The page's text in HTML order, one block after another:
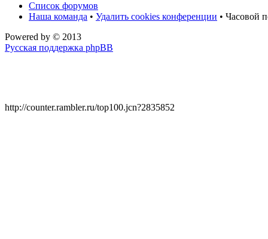
Список форумов
Наша команда • Удалить cookies конференции • Часовой
Powered by © 2013
Русская поддержка phpBB
http://counter.rambler.ru/top100.jcn?2835852